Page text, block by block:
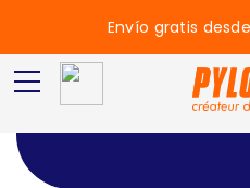
Envío gratis